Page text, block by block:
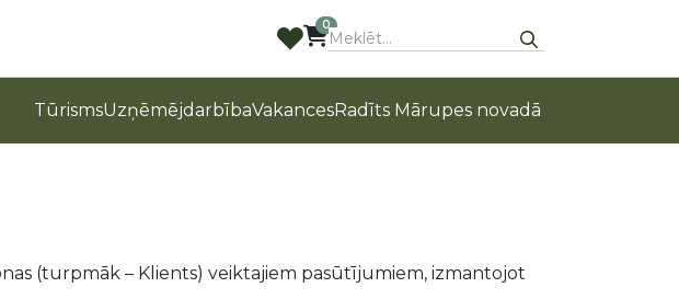
0
TūrismsUzņēmējdarbībaVakancesRadīts Mārupes novadā
(turpmāk – Klients) veiktajiem pasūtījumiem, izmantojot